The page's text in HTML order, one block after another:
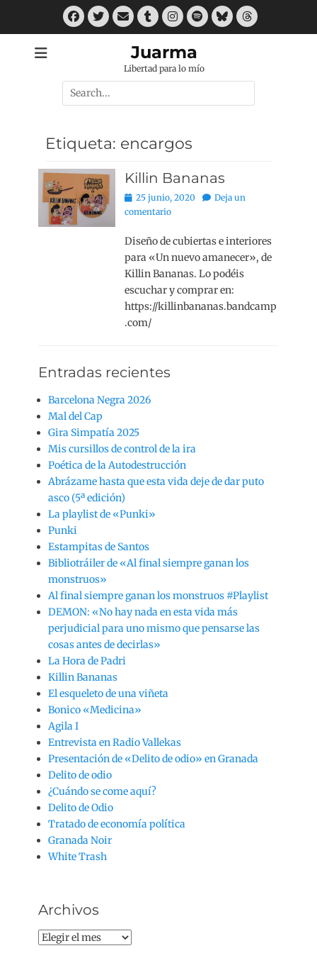
Facebook
TwitterCorreo
electrónico
TumblrInstagram
Spotify
BlueskyThreads
Juarma
Libertad para lo mío
Buscar
por:
Etiqueta: encargos
Killin Bananas
Publicado
el
25 junio, 2020
Deja un
comentario
Diseño de cubiertas e interiores
para «Un nuevo amanecer», de
Killin Bananas. Lo podéis
escuchar y comprar en:
https://killinbananas.bandcamp
.com/
Entradas recientes
Barcelona Negra 2026
Mal del Cap
Gira Simpatía 2025
Mis cursillos de control de la ira
Poética de la Autodestrucción
Abrázame hasta que esta vida deje de dar puto
asco (5ª edición)
La playlist de «Punki»
Punki
Estampitas de Santos
Bibliotráiler de «Al final siempre ganan los
monstruos»
Al final siempre ganan los monstruos #Playlist
DEMON: «No hay nada en esta vida más
perjudicial para uno mismo que pensarse las
cosas antes de decirlas»
La Hora de Padri
Killin Bananas
El esqueleto de una viñeta
Bonico «Medicina»
Agila I
Entrevista en Radio Vallekas
Presentación de «Delito de odio» en Granada
Delito de odio
¿Cuándo se come aquí?
Delito de Odio
Tratado de economía política
Granada Noir
White Trash
Archivos
Archivos